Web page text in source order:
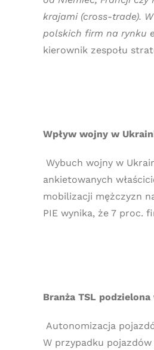
krajami (cross-trade).
polskich firm na rynku
kierownik zespołu
Wpływ wojny w
Wybuch wojny w
ankietowanych
mobilizacji mężczyzn
PIE wynika, że 7 proc.
Branża TSL
Autonomizacja
W przypadku